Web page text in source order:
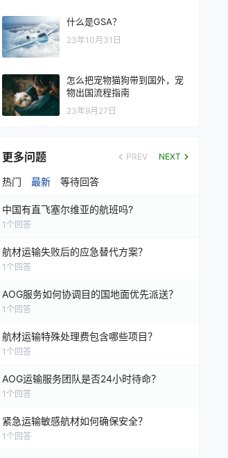
什么是GSA？
23年10月31日
怎么把宠物猫狗带到国外，宠
物出国流程指南
23年9月27日
更多问题 PREV NEXT
热门 最新 等待回答
中国有直飞塞尔维亚的航班吗?
1 个回答
航材运输失败后的应急替代方案？
1 个回答
AOG服务如何协调目的国地面优先派送？
1 个回答
航材运输特殊处理费包含哪些项目？
1 个回答
AOG运输服务团队是否24小时待命？
1 个回答
紧急运输敏感航材如何确保安全？
1 个回答